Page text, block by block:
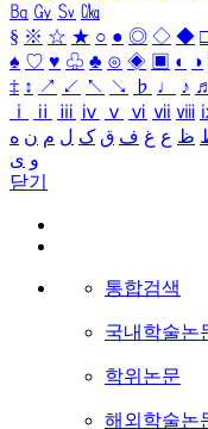
㏃ ㏉ ㏜ ㏆
§ ※ ☆ ★ ○ ● ◎ ◇ ◆
♠ ♡ ♥ ♧ ♣ ⊙ ◈ ▣ ◐ ◑
‡ ↕ ↗ ↙ ↖ ↘ ♭ ♩ ♪ ♬
ⅰ
ⅱ ⅲ ⅳ ⅴ ⅵ ⅶ ⅷ
ظ ع غ ف ق ک ل م ن ه
و ی
닫기
통합검색
국내학술논
학위논문
해외학술논